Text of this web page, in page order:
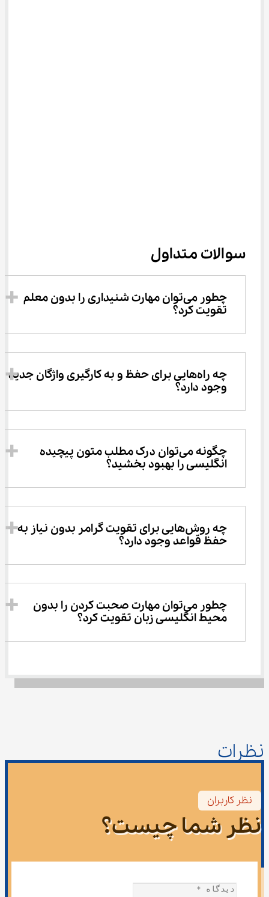
سوالات متداول
چطور می‌توان مهارت شنیداری را بدون معلم
تقویت کرد؟
چه راه‌هایی برای حفظ و به کارگیری واژگان جدید
وجود دارد؟
چگونه می‌توان درک مطلب متون پیچیده
انگلیسی را بهبود بخشید؟
چه روش‌هایی برای تقویت گرامر بدون نیاز به
حفظ قواعد وجود دارد؟
چطور می‌توان مهارت صحبت کردن را بدون
محیط انگلیسی زبان تقویت کرد؟
نظرات
نظر کاربران
نظر شما چیست؟